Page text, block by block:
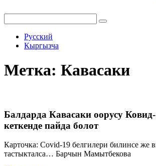
Русский
Кыргызча
Метка: Кавасаки
Балдарда Кавасаки оорусу
кеткенде пайда болот
Карточка: Covid-19 белгилери билинсе же
тастыкталса… Барчын Мамытбекова